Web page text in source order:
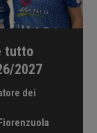
tutto
2027
dei